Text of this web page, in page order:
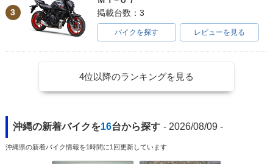
3
掲載台数：3
バイクを探す レビューを見る
4位以降のランキングを見る
沖縄の新着バイクを16台から探す - 2026/08/09 -
沖縄県の新着バイク情報を1時間に1回更新しています